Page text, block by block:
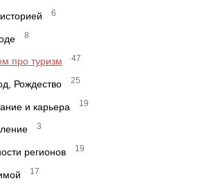
6
8
про туризм 47
Рождество 25
и карьера 19
3
регионов 19
17